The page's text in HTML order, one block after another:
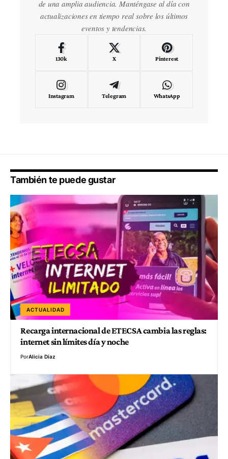
de una amplia audiencia. Manténgase al día con
actualizaciones en tiempo real sobre los últimos
eventos y tendencias.
130k X Pinterest
Instagram Telegram WhatsApp
También te puede gustar
ACTUALIDAD
Recarga internacional de ETECSA cambia las reglas:
internet sin límites día y noche
PorAlicia Díaz